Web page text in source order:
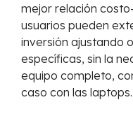
mejor relación
usuarios pueden
inversión ajustando
específicas, sin la
equipo completo,
caso con las laptops.